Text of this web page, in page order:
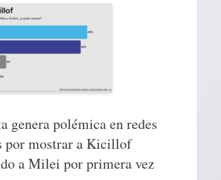
genera polémica en redes
por mostrar a Kicillof
a Milei por primera vez